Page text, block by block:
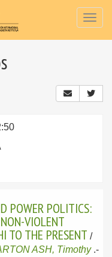
POWER POLITICS:
VIOLENT
TO THE PRESENT /
ASH, Timothy .-